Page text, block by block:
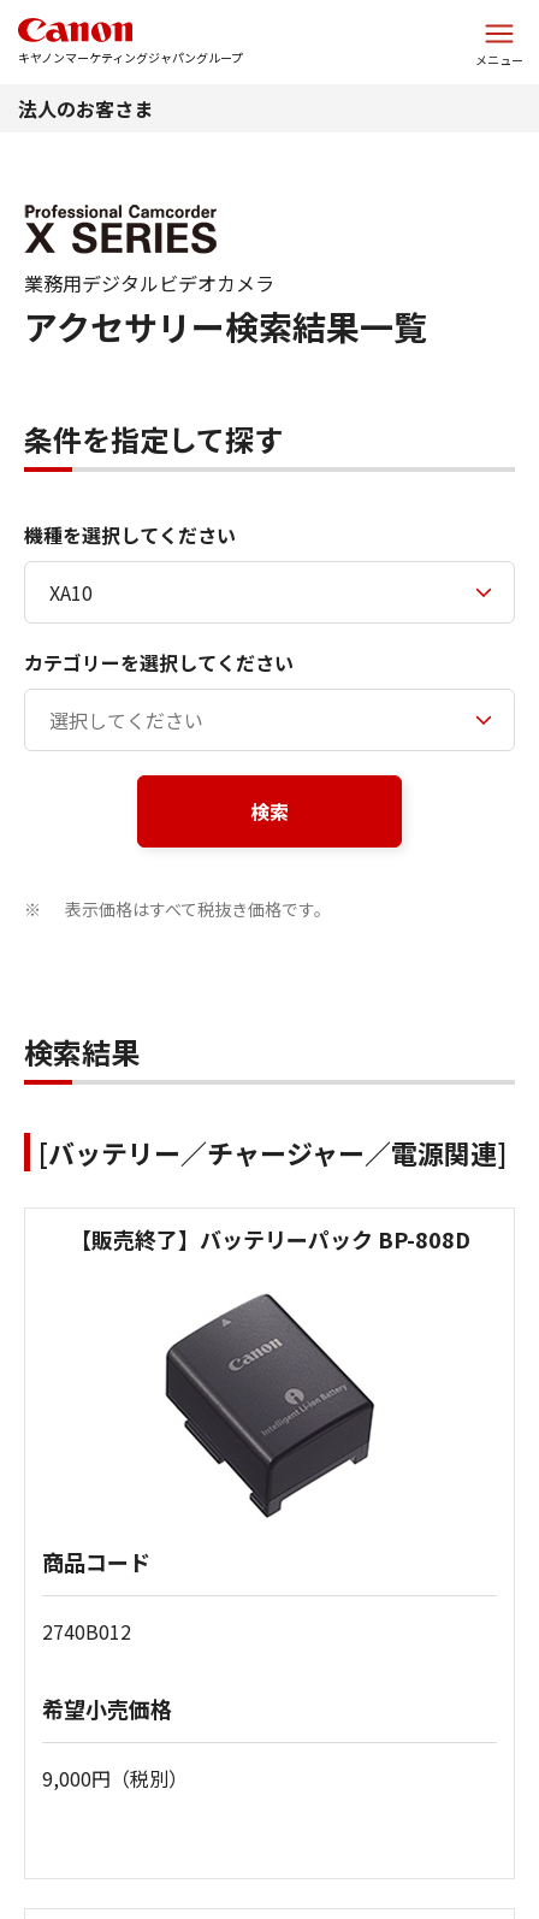
キヤノンマーケティングジャパングループ メニュー
法人のお客さま
アクセサリー検索結果一覧
業務用デジタルビデオカメラ
条件を指定して探す
機種を選択してください
カテゴリーを選択してください
検索
※ 表示価格はすべて税抜き価格です。
検索結果
[バッテリー／チャージャー／電源関連]
【販売終了】バッテリーパック BP-808D
商品コード
2740B012
希望小売価格
9,000円（税別）